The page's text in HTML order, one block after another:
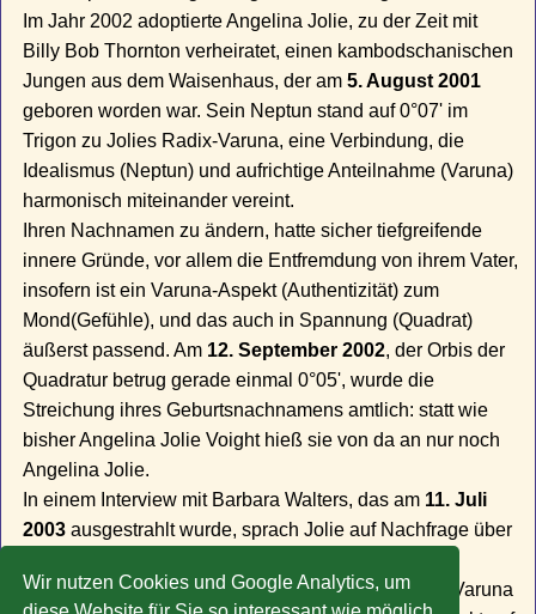
Wir nutzen Cookies und Google Analytics, um
Im Jahr 2002 adoptierte Angelina Jolie, zu der Zeit mit
Billy Bob Thornton verheiratet, einen kambodschanischen
Jungen aus dem Waisenhaus, der am5. August 2001
geboren worden war. Sein Neptun stand auf 0°07' im
Trigon zu Jolies Radix-Varuna, eine Verbindung, die
Idealismus (Neptun) und aufrichtige Anteilnahme (Varuna)
harmonisch miteinander vereint.
Ihren Nachnamen zu ändern, hatte sicher tiefgreifende
innere Gründe, vor allem die Entfremdung von ihrem Vater,
insofern ist ein Varuna-Aspekt (Authentizität) zum
Mond(Gefühle), und das auch in Spannung (Quadrat)
äußerst passend. Am 12. September 2002, der Orbis der
Quadratur betrug gerade einmal 0°05', wurde die
Streichung ihres Geburtsnachnamens amtlich: statt wie
bisher Angelina Jolie Voight hieß sie von da an nur noch
Angelina Jolie.
In einem Interview mit Barbara Walters, das am 11. Juli
2003 ausgestrahlt wurde, sprach Jolie auf Nachfrage über
Beziehung zu einer Frau gehabt habe. Der Transit-Varuna